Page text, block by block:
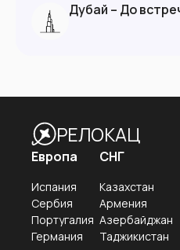
Дубай – До
РЕЛОКАЦ
Европа
Испания
Сербия
Португалия
Германия
СНГ
Казахстан
Армения
Азербайджан
Таджикистан